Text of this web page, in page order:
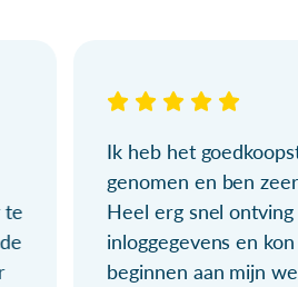
te
Ik heb het
genomen en ben
Heel erg snel ontving
inloggegevens en
beginnen aan mijn